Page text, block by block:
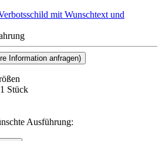
Information anfragen)
Stück
Ausführung: